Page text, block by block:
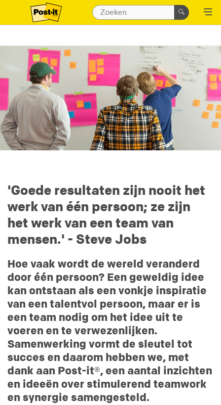
'Goede resultaten zijn nooit het
werk van één persoon; ze zijn
het werk van een team van
mensen.' - Steve Jobs
Hoe vaak wordt de wereld veranderd
door één persoon? Een geweldig idee
kan ontstaan als een vonkje inspiratie
van een talentvol persoon, maar er is
een team nodig om het idee uit te
voeren en te verwezenlijken.
Samenwerking vormt de sleutel tot
succes en daarom hebben we, met
dank aan Post-it®, een aantal inzichten
en ideeën over stimulerend teamwork
en synergie samengesteld.